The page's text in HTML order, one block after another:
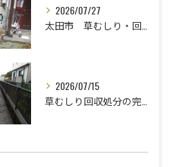
2026/07/27
2026/07/15